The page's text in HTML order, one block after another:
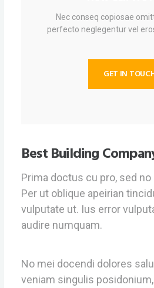
Nec conseq copiosae
perfecto neglegentur vel
GET IN
Best Building
Prima doctus cu pro, sed
Per ut oblique apeirian
vulputate ut. Ius error
audire numquam.
No mei docendi dolores
veniam singulis